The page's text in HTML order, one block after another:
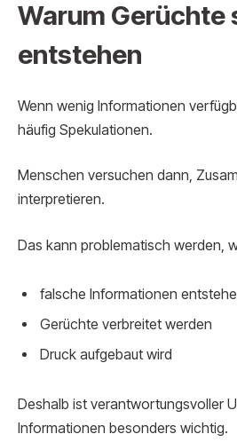
Warum Gerüchte
entstehen
Wenn wenig Informationen
häufig Spekulationen.
Menschen versuchen dann,
interpretieren.
Das kann problematisch werden,
falsche Informationen
Gerüchte verbreitet werden
Druck aufgebaut wird
Deshalb ist verantwortungsvoller
Informationen besonders wichtig.